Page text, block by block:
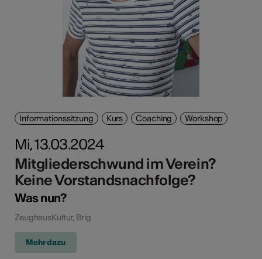
Informationssitzung Kurs Coaching Workshop
Mi, 13.03.2024
Mitgliederschwund im Verein?
Keine Vorstandsnachfolge?
Was nun?
ZeughausKultur, Brig
Mehr dazu